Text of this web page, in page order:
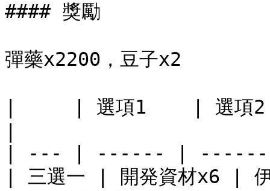
#### 獎勵
彈藥x2200，豆子x2
|     | 選項1    | 選
| --- | ------ |
| 三選一 | 開発資材x6 |